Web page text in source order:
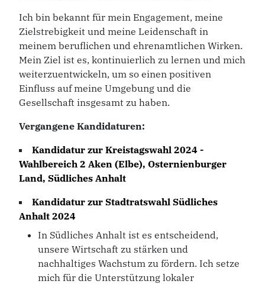
Ich bin bekannt für mein Engagement, meine
Zielstrebigkeit und meine Leidenschaft in
meinem beruflichen und ehrenamtlichen Wirken.
Mein Ziel ist es, kontinuierlich zu lernen und mich
weiterzuentwickeln, um so einen positiven
Einfluss auf meine Umgebung und die
Gesellschaft insgesamt zu haben.
Vergangene Kandidaturen:
Kandidatur zur Kreistagswahl 2024 -
Wahlbereich 2 Aken (Elbe), Osternienburger
Land, Südliches Anhalt
Kandidatur zur Stadtratswahl Südliches
Anhalt 2024
In Südliches Anhalt ist es entscheidend,
unsere Wirtschaft zu stärken und
nachhaltiges Wachstum zu fördern. Ich setze
mich für die Unterstützung lokaler